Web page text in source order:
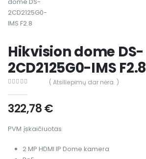
Hikvision dome DS-
2CD2125G0-IMS F2.8
( Atsiliepimų dar nėra. )
322,78€
PVM įskaičiuotas
2 MP HDMI IP Dome kamera